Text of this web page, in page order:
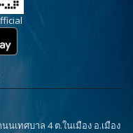
เทศบาล 4 ต.ในเมือง อ.เมือง